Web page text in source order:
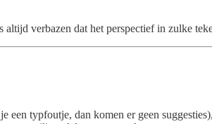
verbazen dat het perspectief in zulke
typfoutje, dan komen er geen